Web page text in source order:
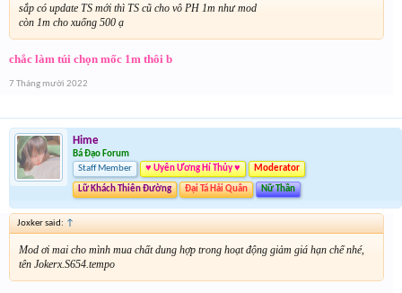
sắp có update TS mới thì TS cũ cho vô PH 1m như mod
còn 1m cho xuống 500 ạ
chắc làm túi chọn mốc 1m thôi b
7 Tháng mười 2022
Hime
Bá Đạo Forum
Staff Member
♥ Uyên Ương Hí Thủy ♥ Moderator
Lữ Khách Thiên Đường Đại Tá Hải Quân Nữ Thần
Joxker said: ↑
Mod ơi mai cho mình mua chất dung hợp trong hoạt động giảm giá hạn chế nhé,
tên Jokerx.S654.tempo